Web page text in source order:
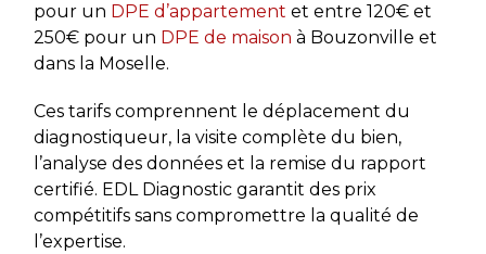
pour un DPE d’appartement et entre 120€ et
250€ pour un DPE de maison à Bouzonville et
dans la Moselle.
Ces tarifs comprennent le déplacement du
diagnostiqueur, la visite complète du bien,
l’analyse des données et la remise du rapport
certifié. EDL Diagnostic garantit des prix
compétitifs sans compromettre la qualité de
l’expertise.